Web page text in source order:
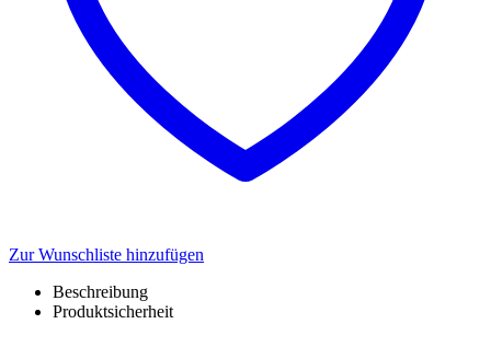
Zur Wunschliste hinzufügen
Beschreibung
Produktsicherheit